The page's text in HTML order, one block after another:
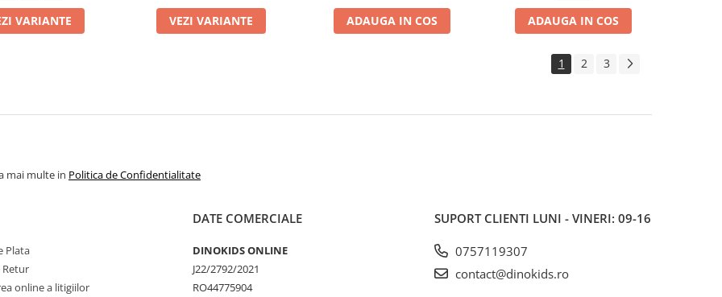
VARIANTE VEZI VARIANTE ADAUGA IN COS ADAUGA IN COS
1 2 3
mai multe in Politica de Confidentialitate
Plata
Retur
online a litigiilor
DATE COMERCIALE
DINOKIDS ONLINE
J22/2792/2021
RO44775904
SUPORT CLIENTI LUNI - VINERI: 09-16
0757119307
contact@dinokids.ro